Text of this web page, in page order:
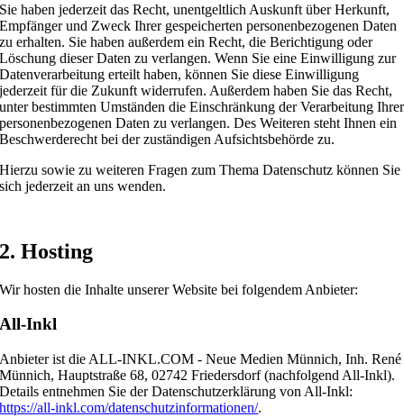
Sie haben jederzeit das Recht, unentgeltlich Auskunft über Herkunft,
Empfänger und Zweck Ihrer gespeicherten personenbezogenen Daten
zu erhalten. Sie haben außerdem ein Recht, die Berichtigung oder
Löschung dieser Daten zu verlangen. Wenn Sie eine Einwilligung zur
Datenverarbeitung erteilt haben, können Sie diese Einwilligung
jederzeit für die Zukunft widerrufen. Außerdem haben Sie das Recht,
unter bestimmten Umständen die Einschränkung der Verarbeitung Ihrer
personenbezogenen Daten zu verlangen. Des Weiteren steht Ihnen ein
Beschwerderecht bei der zuständigen Aufsichtsbehörde zu.
Hierzu sowie zu weiteren Fragen zum Thema Datenschutz können Sie
sich jederzeit an uns wenden.
2. Hosting
Wir hosten die Inhalte unserer Website bei folgendem Anbieter:
All-Inkl
Anbieter ist die ALL-INKL.COM - Neue Medien Münnich, Inh. René
Münnich, Hauptstraße 68, 02742 Friedersdorf (nachfolgend All-Inkl).
Details entnehmen Sie der Datenschutzerklärung von All-Inkl:
https://all-inkl.com/datenschutzinformationen/.